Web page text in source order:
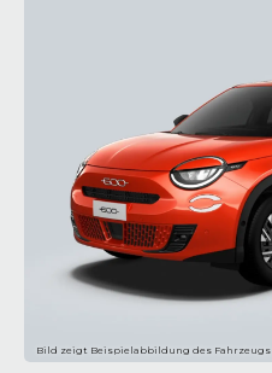
Bild zeigt Beispielabbildung des Fahrzeugs